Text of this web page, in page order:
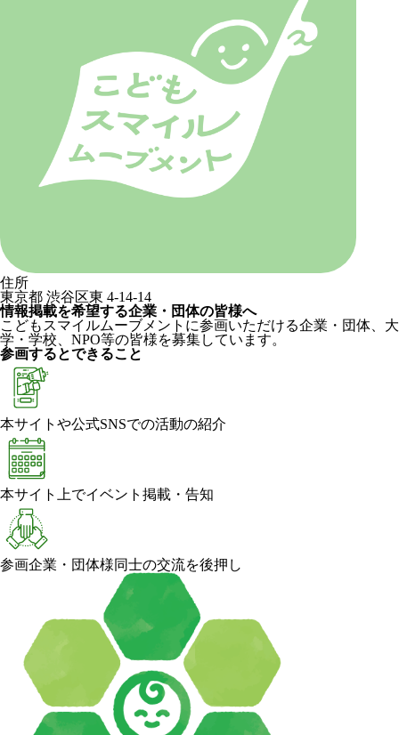
住所
東京都 渋谷区東 4-14-14
情報掲載を希望する企業・団体の皆様へ
こどもスマイルムーブメントに参画いただける企業・団体、大
学・学校、NPO等の皆様を募集しています。
参画するとできること
本サイトや公式SNSでの活動の紹介
本サイト上でイベント掲載・告知
参画企業・団体様同士の交流を後押し